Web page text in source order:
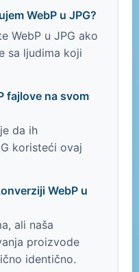
WebP u JPG?
WebP u JPG ako
sa ljudima koji
fajlove na svom
da ih
koristeći ovaj
WebP u
ali naša
proizvode
identično.